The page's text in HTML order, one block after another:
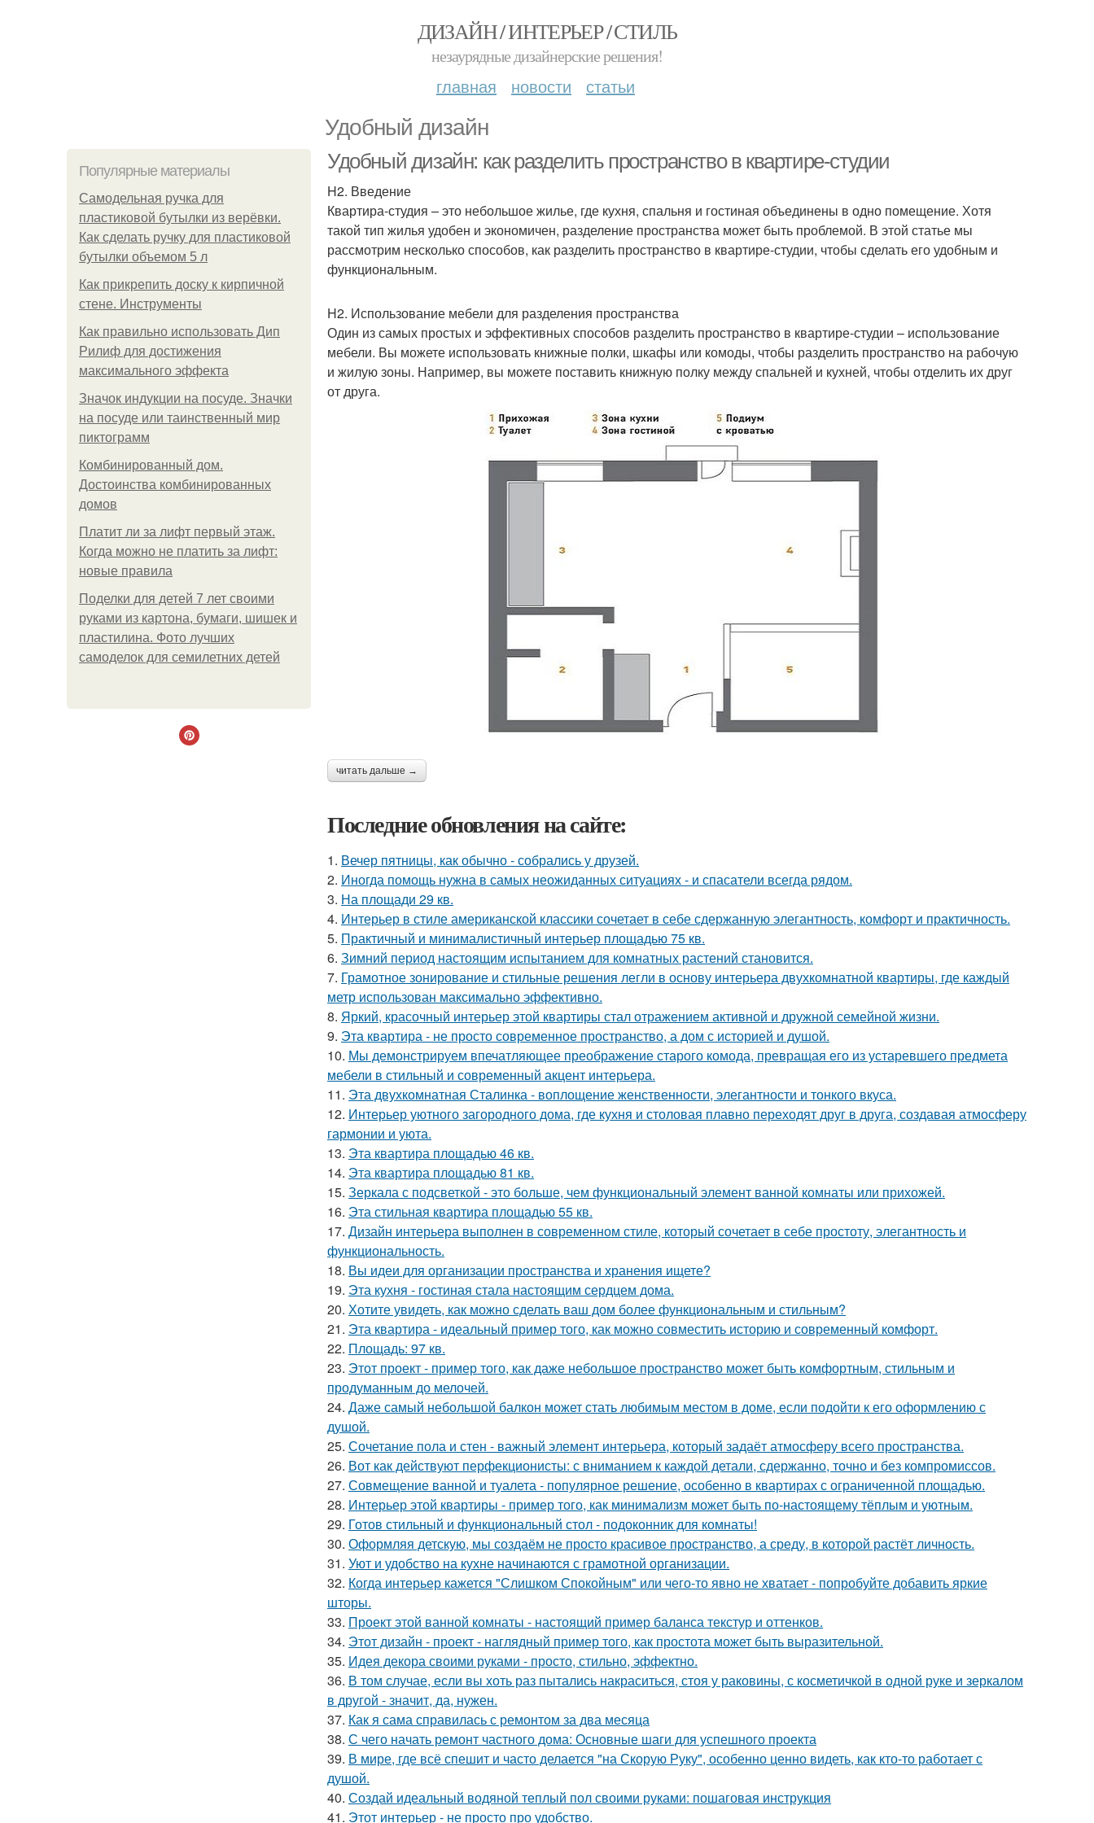
ДИЗАЙН / ИНТЕРЬЕР / СТИЛЬ
незаурядные дизайнерские решения!
главная новости статьи
Удобный дизайн
Популярные материалы
Самодельная ручка для
пластиковой бутылки из верёвки.
Как сделать ручку для пластиковой
бутылки объемом 5 л
Как прикрепить доску к кирпичной
стене. Инструменты
Как правильно использовать Дип
Рилиф для достижения
максимального эффекта
Значок индукции на посуде. Значки
на посуде или таинственный мир
пиктограмм
Комбинированный дом.
Достоинства комбинированных
домов
Платит ли за лифт первый этаж.
Когда можно не платить за лифт:
новые правила
Поделки для детей 7 лет своими
руками из картона, бумаги, шишек и
пластилина. Фото лучших
самоделок для семилетних детей
Удобный дизайн: как разделить пространство в квартире-студии
H2. Введение
Квартира-студия – это небольшое жилье, где кухня, спальня и гостиная объединены в одно помещение. Хотя
такой тип жилья удобен и экономичен, разделение пространства может быть проблемой. В этой статье мы
рассмотрим несколько способов, как разделить пространство в квартире-студии, чтобы сделать его удобным и
функциональным.
H2. Использование мебели для разделения пространства
Один из самых простых и эффективных способов разделить пространство в квартире-студии – использование
мебели. Вы можете использовать книжные полки, шкафы или комоды, чтобы разделить пространство на рабочую
и жилую зоны. Например, вы можете поставить книжную полку между спальней и кухней, чтобы отделить их друг
от друга.
читать дальше →
Последние обновления на сайте:
1. Вечер пятницы, как обычно - собрались у друзей.
2. Иногда помощь нужна в самых неожиданных ситуациях - и спасатели всегда рядом.
3. На площади 29 кв.
4. Интерьер в стиле американской классики сочетает в себе сдержанную элегантность, комфорт и практичность.
5. Практичный и минималистичный интерьер площадью 75 кв.
6. Зимний период настоящим испытанием для комнатных растений становится.
7. Грамотное зонирование и стильные решения легли в основу интерьера двухкомнатной квартиры, где каждый
метр использован максимально эффективно.
8. Яркий, красочный интерьер этой квартиры стал отражением активной и дружной семейной жизни.
9. Эта квартира - не просто современное пространство, а дом с историей и душой.
10. Мы демонстрируем впечатляющее преображение старого комода, превращая его из устаревшего предмета
мебели в стильный и современный акцент интерьера.
11. Эта двухкомнатная Сталинка - воплощение женственности, элегантности и тонкого вкуса.
12. Интерьер уютного загородного дома, где кухня и столовая плавно переходят друг в друга, создавая атмосферу
гармонии и уюта.
13. Эта квартира площадью 46 кв.
14. Эта квартира площадью 81 кв.
15. Зеркала с подсветкой - это больше, чем функциональный элемент ванной комнаты или прихожей.
16. Эта стильная квартира площадью 55 кв.
17. Дизайн интерьера выполнен в современном стиле, который сочетает в себе простоту, элегантность и
функциональность.
18. Вы идеи для организации пространства и хранения ищете?
19. Эта кухня - гостиная стала настоящим сердцем дома.
20. Хотите увидеть, как можно сделать ваш дом более функциональным и стильным?
21. Эта квартира - идеальный пример того, как можно совместить историю и современный комфорт.
22. Площадь: 97 кв.
23. Этот проект - пример того, как даже небольшое пространство может быть комфортным, стильным и
продуманным до мелочей.
24. Даже самый небольшой балкон может стать любимым местом в доме, если подойти к его оформлению с
душой.
25. Сочетание пола и стен - важный элемент интерьера, который задаёт атмосферу всего пространства.
26. Вот как действуют перфекционисты: с вниманием к каждой детали, сдержанно, точно и без компромиссов.
27. Совмещение ванной и туалета - популярное решение, особенно в квартирах с ограниченной площадью.
28. Интерьер этой квартиры - пример того, как минимализм может быть по-настоящему тёплым и уютным.
29. Готов стильный и функциональный стол - подоконник для комнаты!
30. Оформляя детскую, мы создаём не просто красивое пространство, а среду, в которой растёт личность.
31. Уют и удобство на кухне начинаются с грамотной организации.
32. Когда интерьер кажется "Слишком Спокойным" или чего-то явно не хватает - попробуйте добавить яркие
шторы.
33. Проект этой ванной комнаты - настоящий пример баланса текстур и оттенков.
34. Этот дизайн - проект - наглядный пример того, как простота может быть выразительной.
35. Идея декора своими руками - просто, стильно, эффектно.
36. В том случае, если вы хоть раз пытались накраситься, стоя у раковины, с косметичкой в одной руке и зеркалом
в другой - значит, да, нужен.
37. Как я сама справилась с ремонтом за два месяца
38. С чего начать ремонт частного дома: Основные шаги для успешного проекта
39. В мире, где всё спешит и часто делается "на Скорую Руку", особенно ценно видеть, как кто-то работает с
душой.
40. Создай идеальный водяной теплый пол своими руками: пошаговая инструкция
41. Этот интерьер - не просто про удобство.